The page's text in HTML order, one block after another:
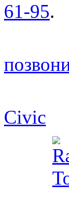
61-95.
Civic